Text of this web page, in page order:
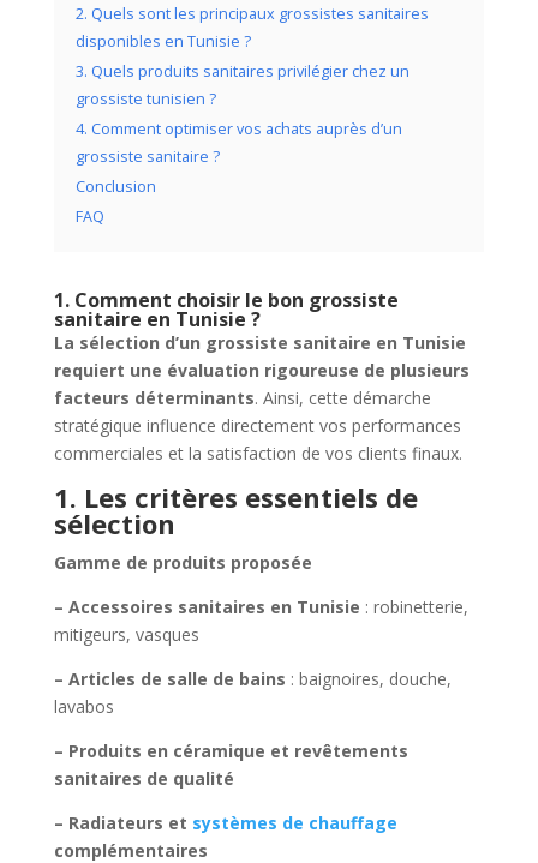
2. Quels sont les principaux grossistes sanitaires
disponibles en Tunisie ?
3. Quels produits sanitaires privilégier chez un
grossiste tunisien ?
4. Comment optimiser vos achats auprès d’un
grossiste sanitaire ?
Conclusion
FAQ
1. Comment choisir le bon grossiste
sanitaire en Tunisie ?
La sélection d’un grossiste sanitaire en Tunisie
requiert une évaluation rigoureuse de plusieurs
facteurs déterminants. Ainsi, cette démarche
stratégique influence directement vos performances
commerciales et la satisfaction de vos clients finaux.
1. Les critères essentiels de
sélection
Gamme de produits proposée
– Accessoires sanitaires en Tunisie : robinetterie,
mitigeurs, vasques
– Articles de salle de bains : baignoires, douche,
lavabos
– Produits en céramique et revêtements
sanitaires de qualité
– Radiateurs et systèmes de chauffage
complémentaires